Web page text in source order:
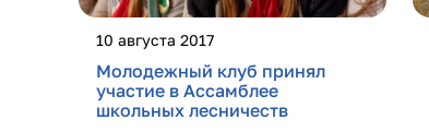
10 августа 2017
Молодежный клуб принял
участие в Ассамблее
школьных лесничеств